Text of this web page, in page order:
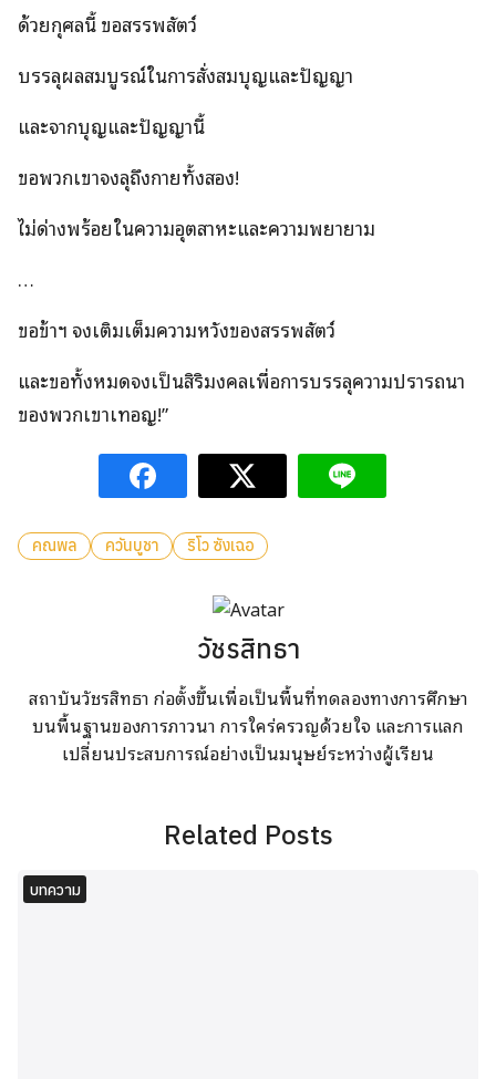
ด้วยกุศลนี้ ขอสรรพสัตว์
บรรลุผลสมบูรณ์ในการสั่งสมบุญและปัญญา
และจากบุญและปัญญานี้
ขอพวกเขาจงลุถึงกายทั้งสอง!
ไม่ด่างพร้อยในความอุตสาหะและความพยายาม
…
ขอข้าฯ จงเติมเต็มความหวังของสรรพสัตว์
และขอทั้งหมดจงเป็นสิริมงคลเพื่อการบรรลุความปรารถนา
ของพวกเขาเทอญ!”
คณพล ควันบูชา ริโว ซังเฉอ
วัชรสิทธา
สถาบันวัชรสิทธา ก่อตั้งขึ้นเพื่อเป็นพื้นที่ทดลองทางการศึกษา
บนพื้นฐานของการภาวนา การใคร่ครวญด้วยใจ และการแลก
เปลี่ยนประสบการณ์อย่างเป็นมนุษย์ระหว่างผู้เรียน
Related Posts
บทความ